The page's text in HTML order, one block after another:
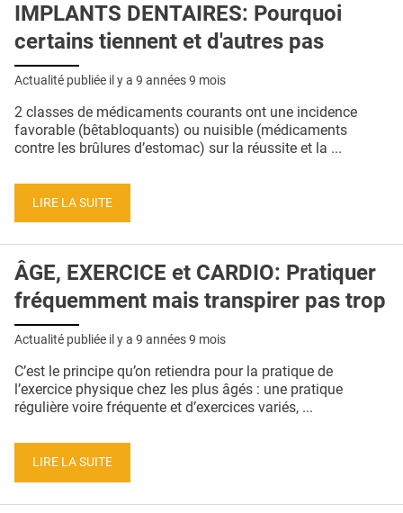
IMPLANTS DENTAIRES: Pourquoi
certains tiennent et d'autres pas
Actualité publiée il y a 9 années 9 mois
2 classes de médicaments courants ont une incidence
favorable (bêtabloquants) ou nuisible (médicaments
contre les brûlures d’estomac) sur la réussite et la ...
LIRE LA SUITE
ÂGE, EXERCICE et CARDIO: Pratiquer
fréquemment mais transpirer pas trop
Actualité publiée il y a 9 années 9 mois
C’est le principe qu’on retiendra pour la pratique de
l’exercice physique chez les plus âgés : une pratique
régulière voire fréquente et d’exercices variés, ...
LIRE LA SUITE